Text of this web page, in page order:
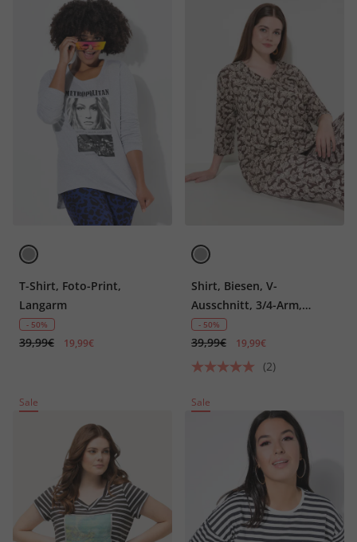
T-Shirt, Foto-Print,
Langarm
- 50%
39,99€ 19,99€
Shirt, Biesen, V-
Ausschnitt, 3/4-Arm,
Biobaumwolle
- 50%
39,99€ 19,99€
(2)
Sale Sale